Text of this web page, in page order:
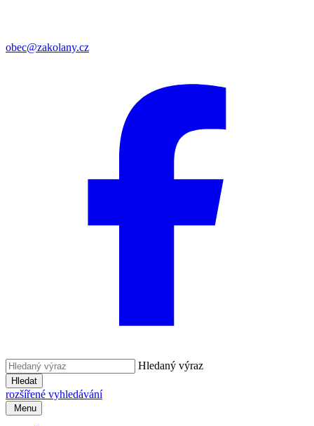
obec@zakolany.cz
Hledaný výraz
Hledat
rozšířené vyhledávání
Menu